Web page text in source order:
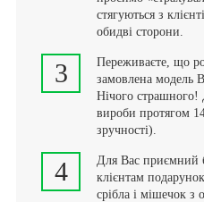
стягуються з
обидві сторони.
3
Переживаєте, що
замовлена модель
Нічого страшного!
вироби протягом
зручності).
4
Для Вас
клієнтам
срібла і мішечок з